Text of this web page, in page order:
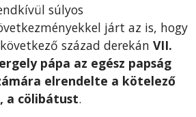
súlyos
járt az is, hogy
század derekán VII.
pápa az egész papság
elrendelte a kötelező
a cölibátust.